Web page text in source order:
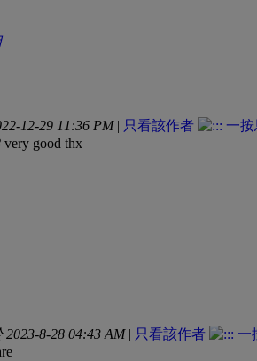
12-29 11:36 PM| 只看該作者
very good thx
2023-8-28 04:43 AM| 只看該作者